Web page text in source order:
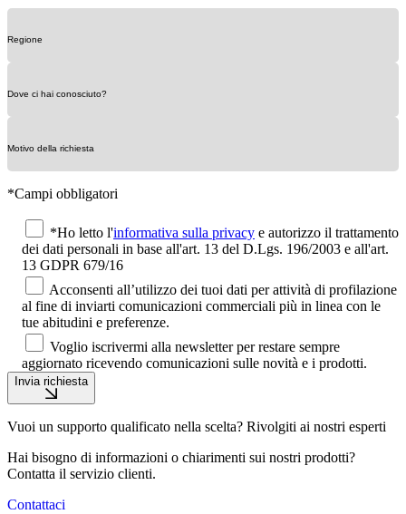
*Campi obbligatori
*Ho letto l'informativa sulla privacy e autorizzo il trattamento
dei dati personali in base all'art. 13 del D.Lgs. 196/2003 e all'art.
13 GDPR 679/16
Acconsenti all’utilizzo dei tuoi dati per attività di profilazione
al fine di inviarti comunicazioni commerciali più in linea con le
tue abitudini e preferenze.
Voglio iscrivermi alla newsletter per restare sempre
aggiornato ricevendo comunicazioni sulle novità e i prodotti.
Invia richiesta
Vuoi un supporto qualificato nella scelta? Rivolgiti ai nostri esperti
Hai bisogno di informazioni o chiarimenti sui nostri prodotti?
Contatta il servizio clienti.
Contattaci